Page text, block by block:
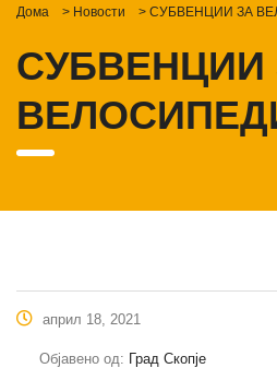
Дома > Новости > СУБВЕНЦИИ ЗА
СУБВЕНЦИИ
април 18, 2021
Објавено од: Град Скопје